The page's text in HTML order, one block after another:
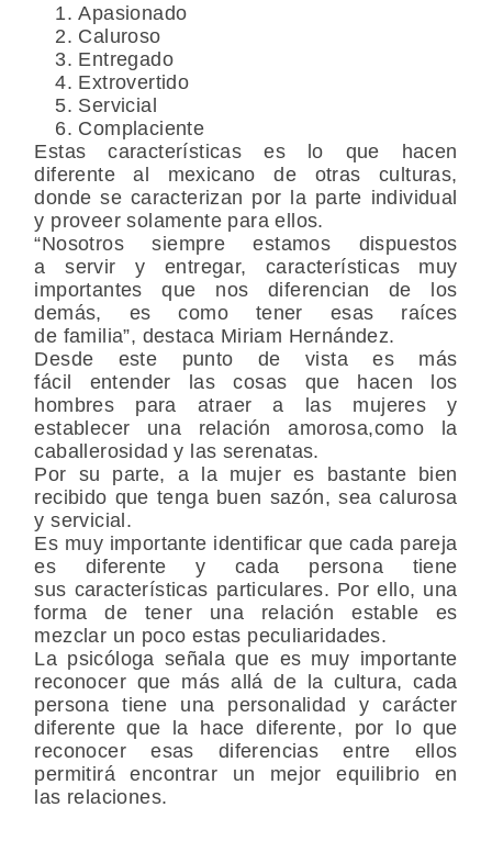
Apasionado
Caluroso
Entregado
Extrovertido
Servicial
Complaciente
Estas características es lo que hacen
diferente al mexicano de otras culturas,
donde se caracterizan por la parte individual
y proveer solamente para ellos.
“Nosotros siempre estamos dispuestos
a servir y entregar, características muy
importantes que nos diferencian de los
demás, es como tener esas raíces
de familia”, destaca Miriam Hernández.
Desde este punto de vista es más
fácil entender las cosas que hacen los
hombres para atraer a las mujeres y
establecer una relación amorosa,como la
caballerosidad y las serenatas.
Por su parte, a la mujer es bastante bien
recibido que tenga buen sazón, sea calurosa
y servicial.
Es muy importante identificar que cada pareja
es diferente y cada persona tiene
sus características particulares. Por ello, una
forma de tener una relación estable es
mezclar un poco estas peculiaridades.
La psicóloga señala que es muy importante
reconocer que más allá de la cultura, cada
persona tiene una personalidad y carácter
diferente que la hace diferente, por lo que
reconocer esas diferencias entre ellos
permitirá encontrar un mejor equilibrio en
las relaciones.